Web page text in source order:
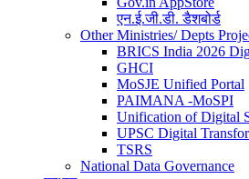
एन.ई.जी.डी. डैशबोर्ड
Other Ministries/ Depts
BRICS India 2026
GHCI
MoSJE Unified Portal
PAIMANA -MoSPI
Unification of Digital
UPSC Digital
TSRS
National Data Governance